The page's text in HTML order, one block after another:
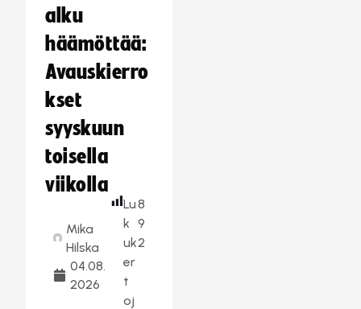
alku
häämöttää:
Avauskierro
kset
syyskuun
toisella
viikolla
Mika
Hilska
04.08.
2026
Lu
k
uk
er
t
oj
8
9
2